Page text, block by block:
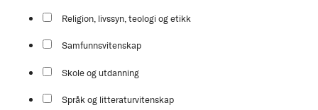
Religion, livssyn, teologi og etikk
Samfunnsvitenskap
Skole og utdanning
Språk og litteraturvitenskap